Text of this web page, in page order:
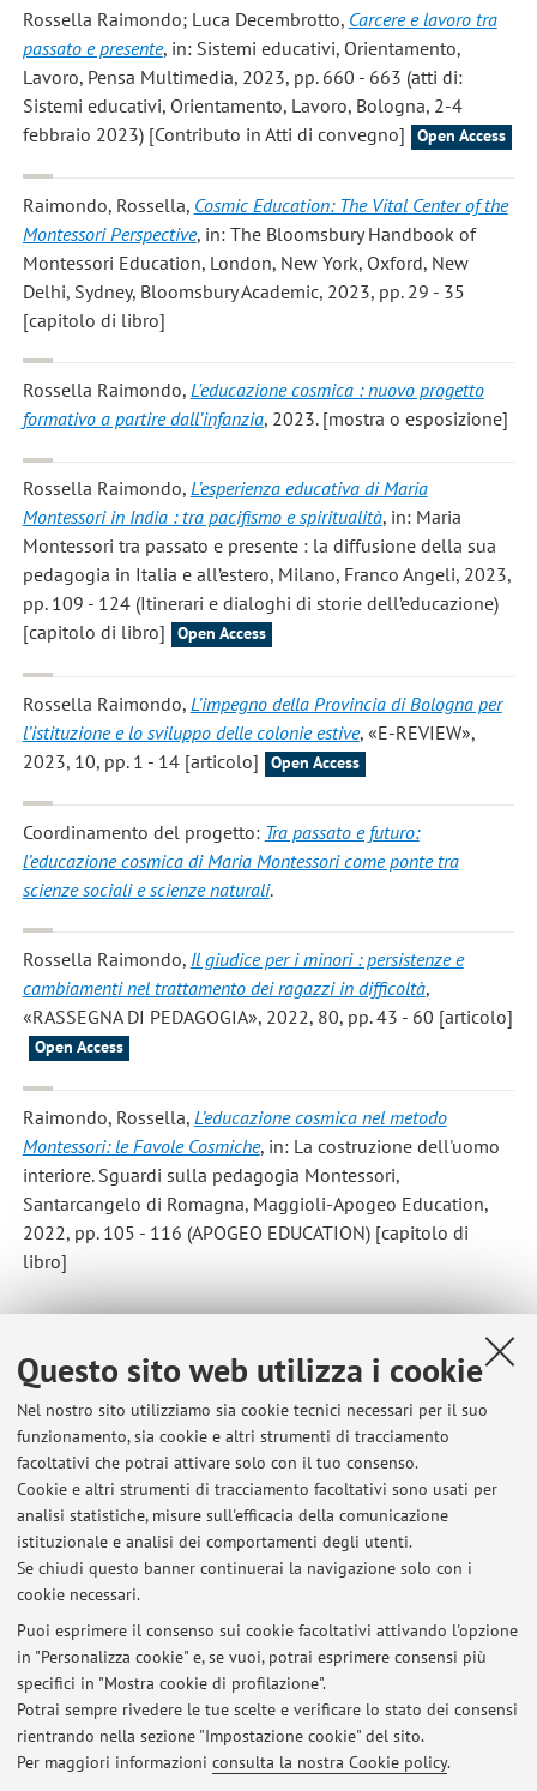
Questo sito web utilizza i cookie
Nel nostro sito utilizziamo sia cookie tecnici necessari per il suo
funzionamento, sia cookie e altri strumenti di tracciamento
facoltativi che potrai attivare solo con il tuo consenso.
Cookie e altri strumenti di tracciamento facoltativi sono usati per
analisi statistiche, misure sull'efficacia della comunicazione
istituzionale e analisi dei comportamenti degli utenti.
Se chiudi questo banner continuerai la navigazione solo con i
cookie necessari.
Puoi esprimere il consenso sui cookie facoltativi attivando l'opzione
in "Personalizza cookie" e, se vuoi, potrai esprimere consensi più
specifici in "Mostra cookie di profilazione".
Potrai sempre rivedere le tue scelte e verificare lo stato dei consensi
rientrando nella sezione "Impostazione cookie" del sito.
Per maggiori informazioni consulta la nostra Cookie policy.
Rossella Raimondo; Luca Decembrotto, Carcere e lavoro tra
passato e presente, in: Sistemi educativi, Orientamento,
Lavoro, Pensa Multimedia, 2023, pp. 660 - 663 (atti di:
Sistemi educativi, Orientamento, Lavoro, Bologna, 2-4
febbraio 2023) [Contributo in Atti di convegno]
Open Access
Raimondo, Rossella, Cosmic Education: The Vital Center of the
Montessori Perspective, in: The Bloomsbury Handbook of
Montessori Education, London, New York, Oxford, New
Delhi, Sydney, Bloomsbury Academic, 2023, pp. 29 - 35
[capitolo di libro]
Rossella Raimondo, L'educazione cosmica : nuovo progetto
formativo a partire dall’infanzia, 2023. [mostra o esposizione]
Rossella Raimondo, L’esperienza educativa di Maria
Montessori in India : tra pacifismo e spiritualità, in: Maria
Montessori tra passato e presente : la diffusione della sua
pedagogia in Italia e all’estero, Milano, Franco Angeli, 2023,
pp. 109 - 124 (Itinerari e dialoghi di storie dell’educazione)
[capitolo di libro]
Open Access
Rossella Raimondo, L’impegno della Provincia di Bologna per
l’istituzione e lo sviluppo delle colonie estive, «E-REVIEW»,
2023, 10, pp. 1 - 14 [articolo]
Open Access
Coordinamento del progetto: Tra passato e futuro:
l’educazione cosmica di Maria Montessori come ponte tra
scienze sociali e scienze naturali.
Rossella Raimondo, Il giudice per i minori : persistenze e
cambiamenti nel trattamento dei ragazzi in difficoltà,
«RASSEGNA DI PEDAGOGIA», 2022, 80, pp. 43 - 60 [articolo]
Open Access
Raimondo, Rossella, L’educazione cosmica nel metodo
Montessori: le Favole Cosmiche, in: La costruzione dell'uomo
interiore. Sguardi sulla pedagogia Montessori,
Santarcangelo di Romagna, Maggioli-Apogeo Education,
2022, pp. 105 - 116 (APOGEO EDUCATION) [capitolo di
libro]
1 2 3 4 5
Ultimi avvisi
Esiti del 7 novembre
Pubblicato il: 08 novembre 2025
Esiti del 15/10/2025
Pubblicato il: 26 ottobre 2025
Esiti del 17/10
Pubblicato il: 24 ottobre 2024